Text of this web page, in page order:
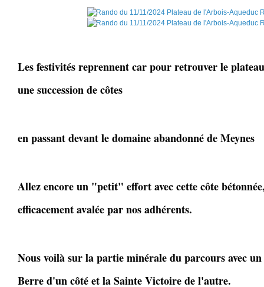
Les festivités reprennent car pour retrouver le
une succession de côtes
en passant devant le domaine abandonné de Meynes
Allez encore un "petit" effort avec cette côte
efficacement avalée par nos adhérents.
Nous voilà sur la partie minérale du parcours avec
Berre d'un côté et la Sainte Victoire de l'autre.